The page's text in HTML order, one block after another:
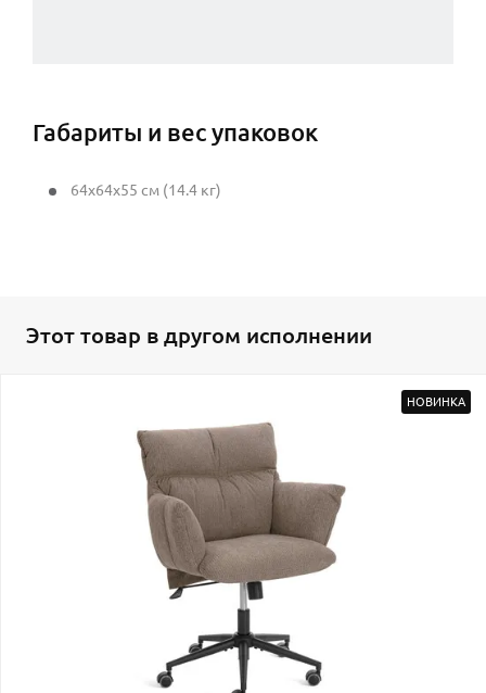
Габариты и вес упаковок
64x64x55 см (14.4 кг)
Этот товар в другом исполнении
НОВИНКА